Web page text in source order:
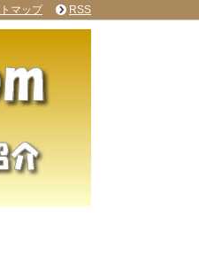
マップ RSS